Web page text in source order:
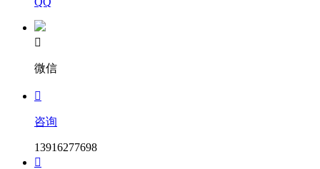

微信

咨询
13916277698
